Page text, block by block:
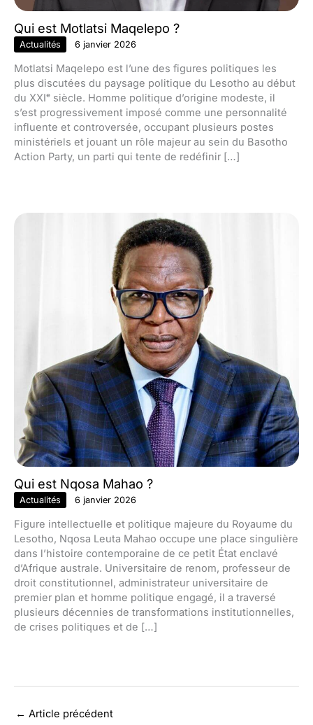
Qui est Motlatsi Maqelepo ?
Actualités 6 janvier 2026
Motlatsi Maqelepo est l’une des figures politiques les
plus discutées du paysage politique du Lesotho au début
du XXIᵉ siècle. Homme politique d’origine modeste, il
s’est progressivement imposé comme une personnalité
influente et controversée, occupant plusieurs postes
ministériels et jouant un rôle majeur au sein du Basotho
Action Party, un parti qui tente de redéfinir […]
Qui est Nqosa Mahao ?
Actualités 6 janvier 2026
Figure intellectuelle et politique majeure du Royaume du
Lesotho, Nqosa Leuta Mahao occupe une place singulière
dans l’histoire contemporaine de ce petit État enclavé
d’Afrique australe. Universitaire de renom, professeur de
droit constitutionnel, administrateur universitaire de
premier plan et homme politique engagé, il a traversé
plusieurs décennies de transformations institutionnelles,
de crises politiques et de […]
← Article précédent